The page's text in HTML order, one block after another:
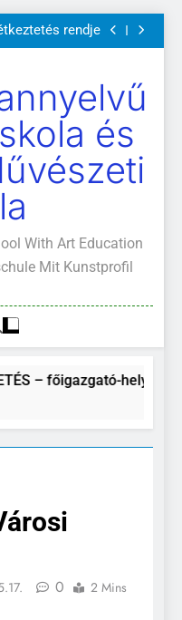
május 04-14.
rendje
olvasmányok
május 04-14.
rendje
olvasmányok
A Mi Világunk!és
With Art Education
Mit Kunstprofil
– főigazgató-helyettes
0 2 Mins